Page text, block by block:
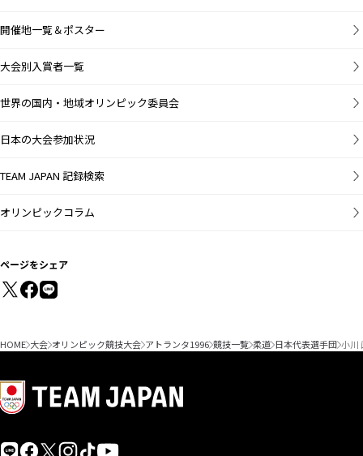
開催地一覧＆ポスター
大会別入賞者一覧
世界の国内・地域オリンピック委員会
日本の大会参加状況
TEAM JAPAN 記録検索
オリンピックコラム
ページをシェア
HOME 大会 オリンピック競技大会 アトランタ1996 競技一覧 柔道 日本代表選手団 小川